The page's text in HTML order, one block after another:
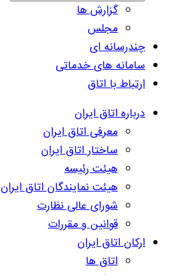
گزارش ها
مجلس
چندرسانه ای
سامانه های خدماتی
ارتباط با اتاق
درباره اتاق ایران
معرفی اتاق ایران
ساختار اتاق ایران
هیئت رئیسه
هیئت نمایندگان اتاق ایران
شورای عالی نظارت
قوانین و مقررات
ارکان اتاق ایران
اتاق ها